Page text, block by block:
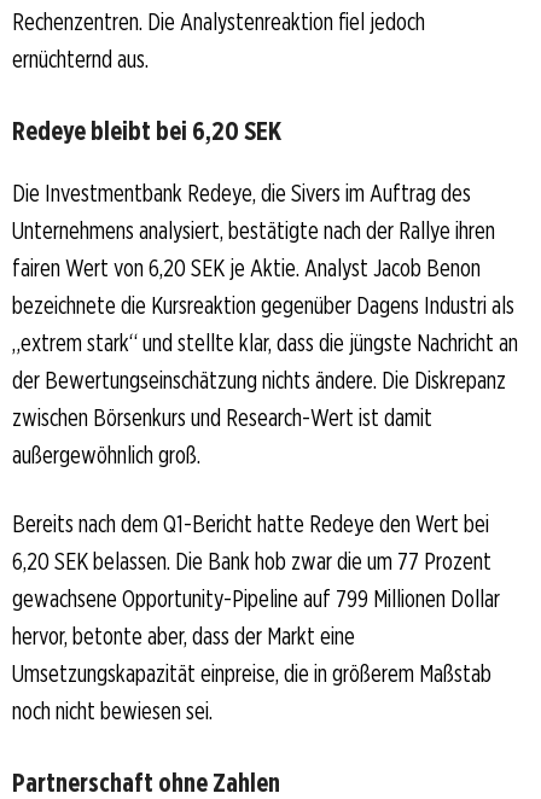
Rechenzentren. Die Analystenreaktion fiel jedoch
ernüchternd aus.
Redeye bleibt bei 6,20 SEK
Die Investmentbank Redeye, die Sivers im Auftrag des
Unternehmens analysiert, bestätigte nach der Rallye ihren
fairen Wert von 6,20 SEK je Aktie. Analyst Jacob Benon
bezeichnete die Kursreaktion gegenüber Dagens Industri als
„extrem stark“ und stellte klar, dass die jüngste Nachricht an
der Bewertungseinschätzung nichts ändere. Die Diskrepanz
zwischen Börsenkurs und Research-Wert ist damit
außergewöhnlich groß.
Bereits nach dem Q1-Bericht hatte Redeye den Wert bei
6,20 SEK belassen. Die Bank hob zwar die um 77 Prozent
gewachsene Opportunity-Pipeline auf 799 Millionen Dollar
hervor, betonte aber, dass der Markt eine
Umsetzungskapazität einpreise, die in größerem Maßstab
noch nicht bewiesen sei.
Partnerschaft ohne Zahlen